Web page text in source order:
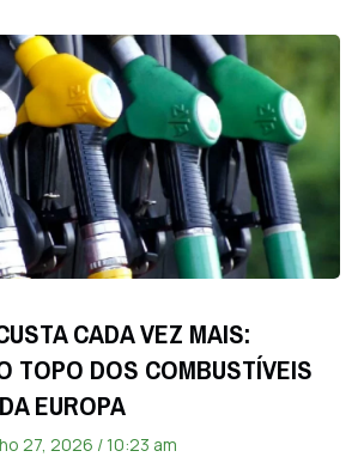
CADA VEZ MAIS:
TOPO DOS COMBUSTÍVEIS
EUROPA
27, 2026 10:23 am